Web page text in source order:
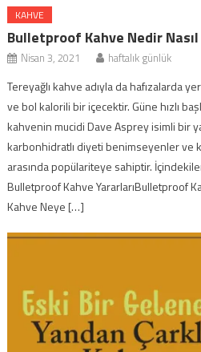
KAHVE
Bulletproof Kahve Nedir Nasıl
Nisan 3, 2021 haftalık günlük
Tereyağlı kahve adıyla da hafızalarda
ve bol kalorili bir içecektir. Güne hızlı
kahvenin mucidi Dave Asprey isimli bir
karbonhidratlı diyeti benimseyenler
arasında popülariteye sahiptir.
Bulletproof Kahve YararlarıBulletproof
Kahve Neye […]